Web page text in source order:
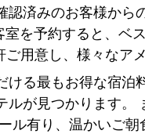
済みのお客様か
を予約すると、ベ
用意し、様々なア
ける最もお得な宿
が見つかります。
ル有り、温かいご